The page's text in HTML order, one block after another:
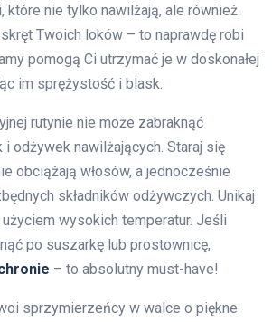
które nie tylko nawilżają, ale również
Twoich loków – to naprawdę robi
pomogą Ci utrzymać je w doskonałej
im sprężystość i blask.
rutynie nie może zabraknąć
odżywek nawilżających. Staraj się
obciążają włosów, a jednocześnie
składników odżywczych. Unikaj
wysokich temperatur. Jeśli
po suszarkę lub prostownicę,
– to absolutny must-have!
sprzymierzeńcy w walce o piękne